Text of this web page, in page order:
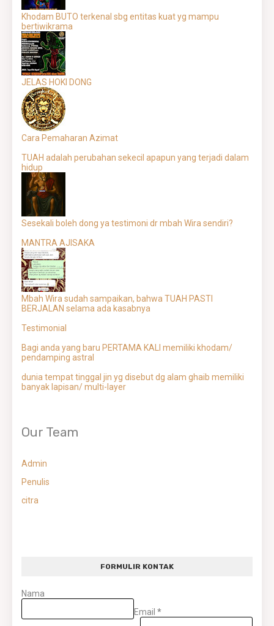
Khodam BUTO terkenal sbg entitas kuat yg mampu
bertiwikrama
JELAS HOKI DONG
Cara Pemaharan Azimat
TUAH adalah perubahan sekecil apapun yang terjadi dalam
hidup
Sesekali boleh dong ya testimoni dr mbah Wira sendiri?
MANTRA AJISAKA
Mbah Wira sudah sampaikan, bahwa TUAH PASTI
BERJALAN selama ada kasabnya
Testimonial
Bagi anda yang baru PERTAMA KALI memiliki khodam/
pendamping astral
dunia tempat tinggal jin yg disebut dg alam ghaib memiliki
banyak lapisan/ multi-layer
Our Team
Admin
Penulis
citra
FORMULIR KONTAK
Nama
Email *